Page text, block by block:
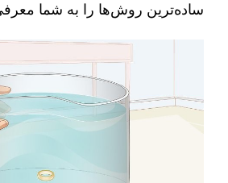
ساده‌ترین روش‌ها را به شما